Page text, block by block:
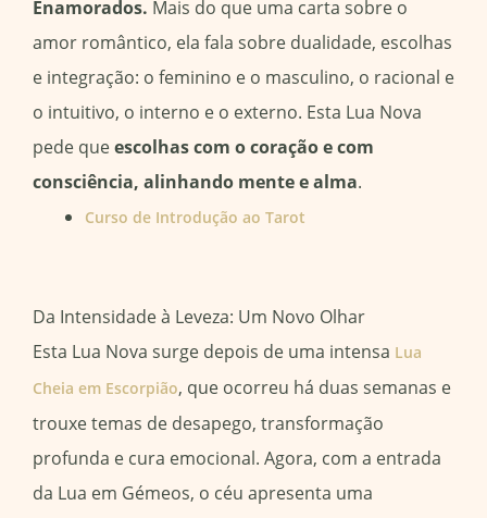
Enamorados. Mais do que uma carta sobre o
amor romântico, ela fala sobre dualidade, escolhas
e integração: o feminino e o masculino, o racional e
o intuitivo, o interno e o externo. Esta Lua Nova
pede queescolhas com o coração e com
consciência, alinhando mente e alma.
Curso de Introdução ao Tarot
Da Intensidade à Leveza: Um Novo Olhar
Esta Lua Nova surge depois de uma intensa Lua
Cheia em Escorpião, que ocorreu há duas semanas e
trouxe temas de desapego, transformação
profunda e cura emocional. Agora, com a entrada
da Lua em Gémeos, o céu apresenta uma